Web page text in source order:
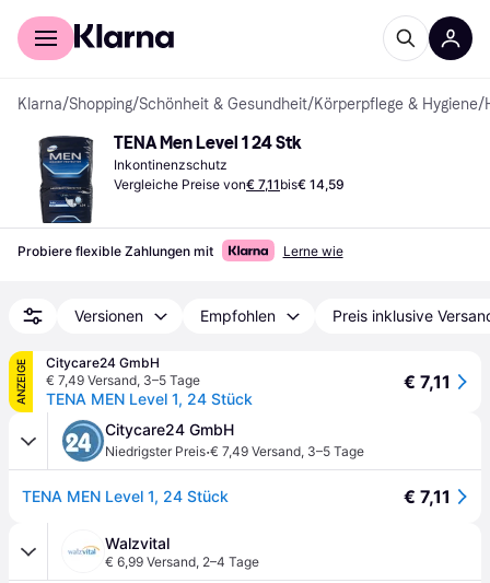
Für Shopper
Klarna/Shopping/Schönheit & Gesundheit/Körperpflege & Hygiene/
TENA Men Level 1 24 Stk
Inkontinenzschutz
Vergleiche Preise von€ 7,11bis€ 14,59
Probiere flexible Zahlungen mit Lerne wie
Versionen Empfohlen Preis inklusive
ANZEIGE
Citycare24 GmbH
€ 7,49 Versand, 3–5 Tage
TENA MEN Level 1, 24 Stück
€ 7,11
Citycare24 GmbH
Niedrigster Preis·€ 7,49 Versand, 3–5 Tage
TENA MEN Level 1, 24 Stück € 7,11
Walzvital
€ 6,99 Versand, 2–4 Tage